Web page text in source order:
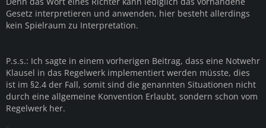
Gesetz interpretieren und anwenden, hier besteht allerdings
kein Spielraum zu Interpretation.
P.s.s.: Ich sagte in einem vorherigen Beitrag, dass eine Notwehr
Klausel in das Regelwerk implementiert werden müsste, dies
ist im §2.4 der Fall, somit sind die genannten Situationen nicht
durch eine allgemeine Konvention Erlaubt, sondern schon vom
Regelwerk her.